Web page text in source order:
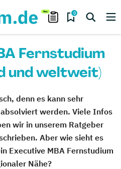
0
Fernstudium
und weltweit)
denn es kann sehr
werden. Viele Infos
wir in unserem Ratgeber
Aber wie sieht es
Executive MBA Fernstudium
Nähe?